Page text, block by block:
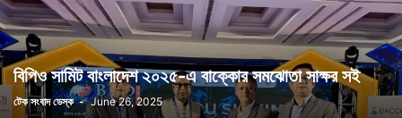
বিপিও সামিট বাংলাদেশ ২০২৫-এ বাক্কোর সমঝোতা সাক্ষর সই
টেক সংবাদ ডেস্ক - June 26, 2025